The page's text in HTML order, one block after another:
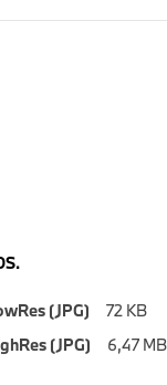
(JPG)
72 KB
(JPG)
6,47 MB